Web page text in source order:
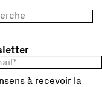
à recevoir la